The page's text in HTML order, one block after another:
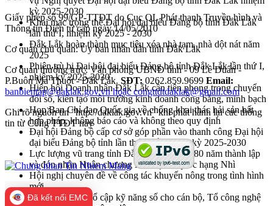
kỳ 2025-2030
Khai mạc trọng thể Đại hội đại biểu Đảng bộ tỉnh Đắk Lắk
lần thứ I, nhiệm kỳ 2025 - 2030
Đắk Lắk hoàn thành mục tiêu xóa nhà tạm, nhà dột nát năm
2025
Phiên trù bị Đại hội đại biểu Đảng bộ tỉnh Đắk Lắk lần thứ I,
nhiệm kỳ 2025-2030
Hiệp hội Doanh nhân Đắk Lắk cần tiên phong trong chuyển
đổi số, kiến tạo môi trường kinh doanh công bằng, minh bạch
Họp Ban Chỉ đạo Quốc gia về chống khai thác hải sản bất
hợp pháp, không báo cáo và không theo quy định
Đại hội Đảng bộ cấp cơ sở góp phần vào thanh công Đại hội
đại biểu Đảng bộ tỉnh lần thứ nhất, nhiệm kỳ 2025-2030
Lực lượng vũ trang tỉnh Đắk Lắk kỷ niệm 80 năm thành lập
và đón nhận Huân chương Bảo vệ Tổ quốc hạng Nhì
Hội nghị chuyên đề về công tác khuyến nông trong tình hình
mới
Xã Ea Drăng phổ cập kỹ năng số cho cán bộ, Tổ công nghệ
Giấy phép số 99/GP-TTĐT do Cục QL Phát thanh Truyền hình và
Thông tin Điện tử cấp ngày 14/05/2010
Cơ quan chủ quản: Ủy ban nhân dân tỉnh Đắk Lắk
Cơ quan thường trực: Văn phòng UBND tỉnh - 09 Lê Duẩn -
P.Buôn Ma Thuột - Đắk Lắk. SĐT: 0262.859.9699 Email:
banbientap@daklak.gov.vn hoặc congttdtdaklak@gmail.com
Ghi rõ nguồn tin "http://daklak.gov.vn" khi phát hành lại các thông
tin từ Cổng TTĐT này
Đã kết nối EMC